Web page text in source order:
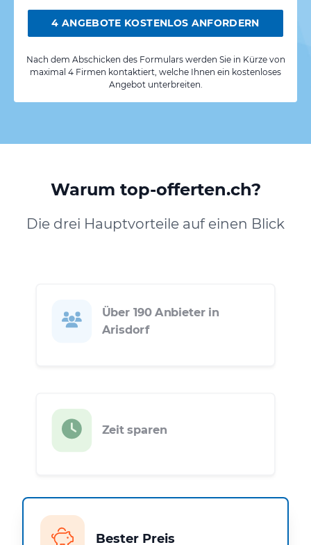
4 ANGEBOTE KOSTENLOS ANFORDERN
Nach dem Abschicken des Formulars werden Sie in Kürze von
maximal 4 Firmen kontaktiert, welche Ihnen ein kostenloses
Angebot unterbreiten.
Warum top-offerten.ch?
Die drei Hauptvorteile auf einen Blick
Über 190 Anbieter in
Arisdorf
Zeit sparen
Bester Preis